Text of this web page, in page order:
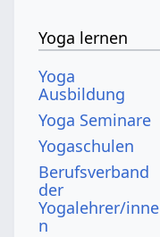
Yoga lernen
Yoga
Ausbildung
Yoga Seminare
Yogaschulen
Berufsverband
der
Yogalehrer/inne
n